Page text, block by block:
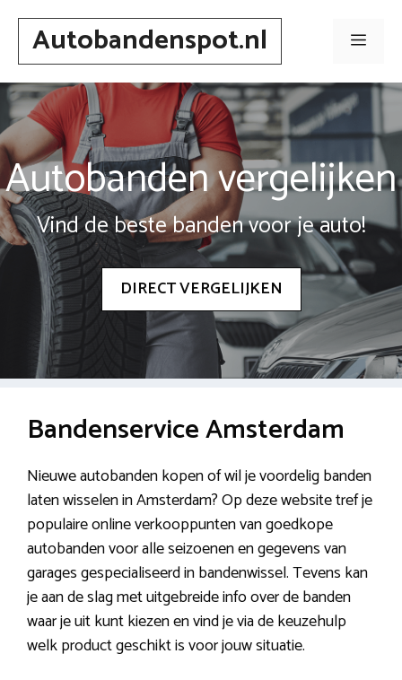
Spring
inhoudAutobandenspot.nl Menu
Autobanden vergelijken
Vind de beste banden voor je auto!
DIRECT VERGELIJKEN
Bandenservice Amsterdam
Nieuwe autobanden kopen of wil je voordelig banden
laten wisselen in Amsterdam? Op deze website tref je
populaire online verkooppunten van goedkope
autobanden voor alle seizoenen en gegevens van
garages gespecialiseerd in bandenwissel. Tevens kan
je aan de slag met uitgebreide info over de banden
waar je uit kunt kiezen en vind je via de keuzehulp
welk product geschikt is voor jouw situatie.